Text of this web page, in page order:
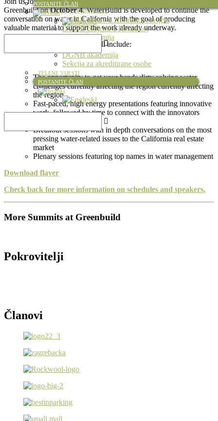
Završeni projekti
DGNB & EU TAKSONOMIJA
DGNB sustav u Hrvatskoj i svijetu
DGNB projekti u Hrvatskoj
EU Taksonomija
DGNB akademija
Sekcija za akreditirane osobe
ZELENE VIJESTI
POSTANITE ČLAN
POSTANITE ČLAN
Greenbuild onOctober 4. WaterBuild is developed to continue the
conversation on water in California with the goal of producing
valuable material to support the work already underway.
This day-long water Summit will include:
The opportunity to get your hands dirty solving water
challenges currently affecting the region currently affecting
the region
Fast-paced, high energy presentations featuring innovative
work, followed by time to connect with the innovators
Breakout sessions with in depth conversations on the most
pressing water-related issues to the California real estate
market
Plenary sessions featuring top names in water management
Download flayer
Check back for more information on schedules and speakers.
More Summits at Greenbuild
Pokrovitelji
Članovi